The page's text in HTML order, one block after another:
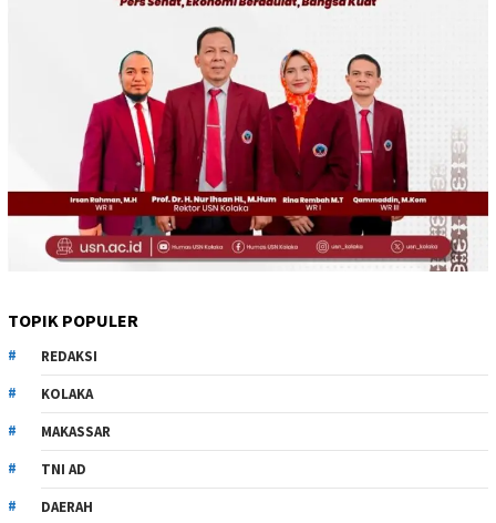
TOPIK POPULER
REDAKSI
KOLAKA
MAKASSAR
TNI AD
DAERAH